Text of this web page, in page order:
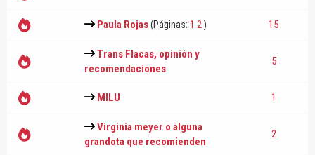
Paula Rojas(Páginas: 1 2 ) 15
Trans Flacas, opinión y
recomendaciones
5
MILU 1
Virginia meyer o alguna
grandota que recomienden
2